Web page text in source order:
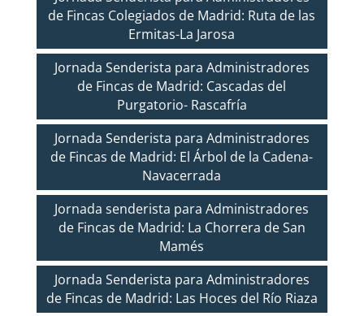
de Fincas Colegiados de Madrid: Ruta de las
Ermitas-La Jarosa
Jornada Senderista para Administradores
de Fincas de Madrid: Cascadas del
Purgatorio- Rascafría
Jornada Senderista para Administradores
de Fincas de Madrid: El Árbol de la Cadena-
Navacerrada
Jornada senderista para Administradores
de Fincas de Madrid: La Chorrera de San
Mamés
Jornada Senderista para Administradores
de Fincas de Madrid: Las Hoces del Río Riaza